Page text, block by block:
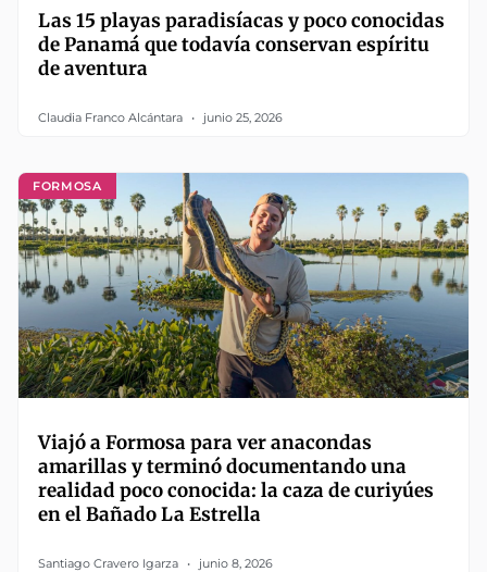
Las 15 playas paradisíacas y poco conocidas
de Panamá que todavía conservan espíritu
de aventura
Claudia Franco Alcántara junio 25, 2026
FORMOSA
Viajó a Formosa para ver anacondas
amarillas y terminó documentando una
realidad poco conocida: la caza de curiyúes
en el Bañado La Estrella
Santiago Cravero Igarza junio 8, 2026